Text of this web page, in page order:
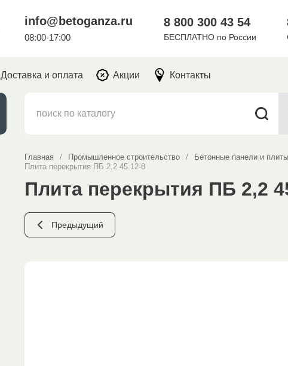
info@betoganza.ru
08:00-17:00
8 800 300 43 54
БЕСПЛАТНО по России
Доставка и оплата Акции Контакты
Главная / Промышленное строительство / Бетонные панели и
Плита перекрытия ПБ 2,2 45.12-8
Плита перекрытия ПБ 2,2
Предыдущий